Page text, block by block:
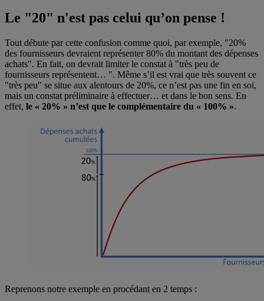
Le "20" n'est pas celui qu’on pense !
Tout débute par cette confusion comme quoi, par exemple, "20%
des fournisseurs devraient représenter 80% du montant des dépenses
achats". En fait, on devrait limiter le constat à "très peu de
fournisseurs représentent… ". Même s’il est vrai que très souvent ce
"très peu" se situe aux alentours de 20%, ce n’est pas une fin en soi,
mais un constat préliminaire à effectuer… et dans le bon sens. En
effet, le « 20% » n’est que le complémentaire du « 100% ».
Reprenons notre exemple en procédant en 2 temps :